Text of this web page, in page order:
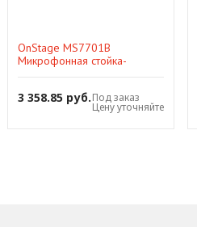
OnStage MS7701B
Микрофонная стойка-
черная
3 358.85 руб.Под заказ
Цену уточняйте